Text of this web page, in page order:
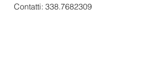
Contatti: 338.7682309